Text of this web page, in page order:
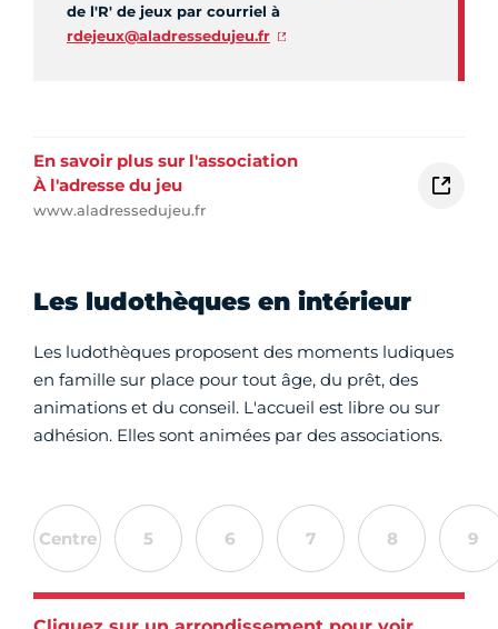
de l'R' de jeux par courriel à
rdejeux@aladressedujeu.fr
En savoir plus sur l'association
À l'adresse du jeu
www.aladressedujeu.fr
Les ludothèques en intérieur
Les ludothèques proposent des moments ludiques
en famille sur place pour tout âge, du prêt, des
animations et du conseil. L'accueil est libre ou sur
adhésion. Elles sont animées par des associations.
Centre 5 6 7 8 9